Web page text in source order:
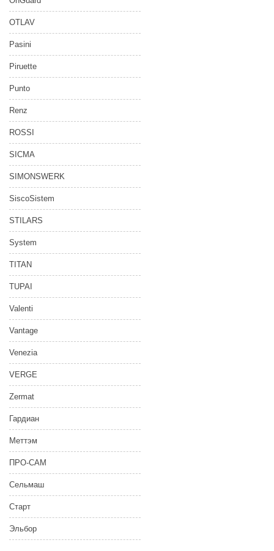
OTLAV
Pasini
Piruette
Punto
Renz
ROSSI
SICMA
SIMONSWERK
SiscoSistem
STILARS
System
TITAN
TUPAI
Valenti
Vantage
Venezia
VERGE
Zermat
Гардиан
Меттэм
ПРО-САМ
Сельмаш
Старт
Эльбор